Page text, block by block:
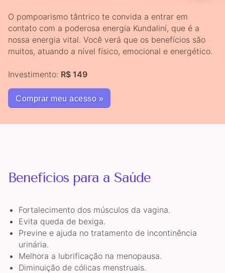
O pompoarismo tântrico te convida a entrar em
contato com a poderosa energia Kundaliní, que é a
nossa energia vital. Você verá que os benefícios são
muitos, atuando a nível físico, emocional e energético.
Investimento: R$ 149
Comprar meu acesso »
Benefícios para a Saúde
Fortalecimento dos músculos da vagina.
Evita queda de bexiga.
Previne e ajuda no tratamento de incontinência
urinária.
Melhora a lubrificação na menopausa.
Diminuição de cólicas menstruais.